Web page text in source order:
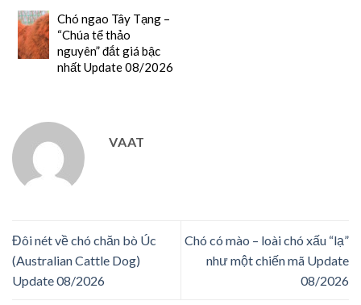
Chó ngao Tây Tạng –
“Chúa tể thảo
nguyên” đắt giá bậc
nhất Update 08/2026
VAAT
Đôi nét về chó chăn bò Úc
(Australian Cattle Dog)
Update 08/2026
Chó có mào – loài chó xấu “lạ”
như một chiến mã Update
08/2026